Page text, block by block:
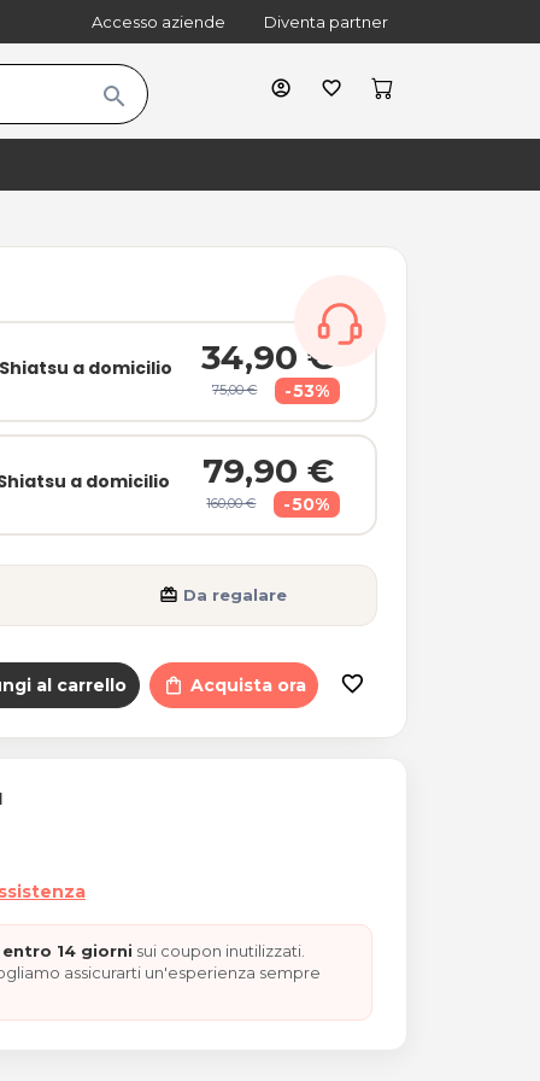
Accesso aziende Diventa partner
search account_circle favorite_border
a domicilio 34,90 €
75,00 € -53%
a domicilio 79,90 €
160,00 € -50%
card_giftcard Da regalare
al carrello shopping_bag Acquista ora favorite_border
14 giorni sui coupon inutilizzati.
assicurarti un'esperienza sempre